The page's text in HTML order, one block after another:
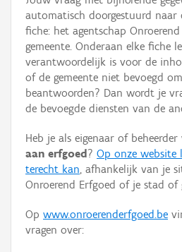
Waarneming
Thema
Gebeurtenis
Persoon of collectief
Hergebruik
Aanmelden
automatisch doorgestuurd naar
fiche: het agentschap
gemeente. Onderaan elke fiche
verantwoordelijk is voor de
of de gemeente niet bevoegd
beantwoorden? Dan wordt je
de bevoegde diensten van de
Heb je als eigenaar of beheerder
aan erfgoed ? Op onze website
terecht kan, afhankelijk van je
Onroerend Erfgoed of je stad of
Op www.onroerenderfgoed.be
vragen over: